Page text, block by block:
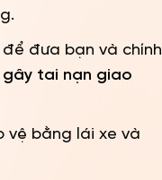
để đưa bạn và chính
tai nạn giao
vệ bằng lái xe và